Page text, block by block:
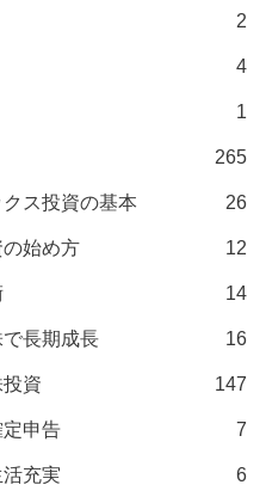
2
4
1
265
クス投資の基本 26
の始め方 12
14
で長期成長 16
投資 147
定申告 7
活充実 6